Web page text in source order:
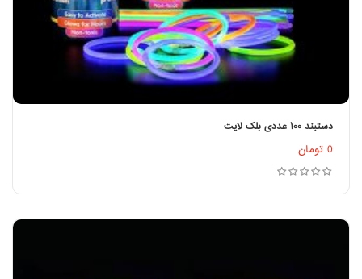
دستبند ۱۰۰ عددی بلک لایت
0 تومان